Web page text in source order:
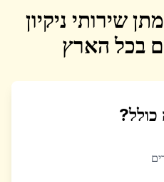
שירותי ניקיון
בכל הארץ